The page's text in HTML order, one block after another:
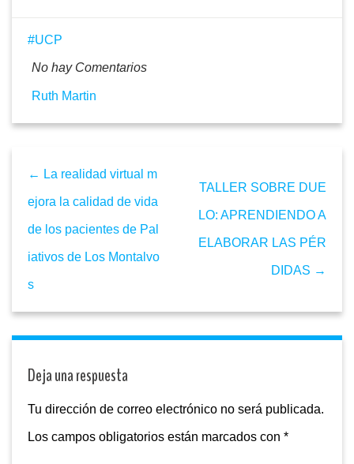
UCP
No hay Comentarios
Ruth Martin
← La realidad virtual m
ejora la calidad de vida
de los pacientes de Pal
iativos de Los Montalvo
s
TALLER SOBRE DUE
LO: APRENDIENDO A
ELABORAR LAS PÉR
DIDAS →
Deja una respuesta
Tu dirección de correo electrónico no será publicada.
Los campos obligatorios están marcados con *